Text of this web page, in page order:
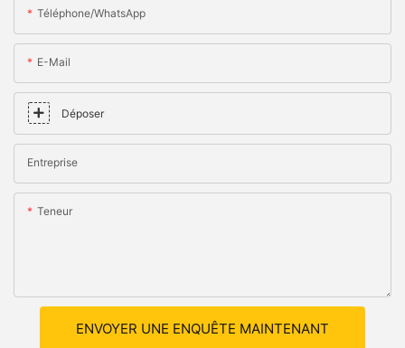
Téléphone/WhatsApp
E-Mail
Déposer
Entreprise
Teneur
ENVOYER UNE ENQUÊTE MAINTENANT